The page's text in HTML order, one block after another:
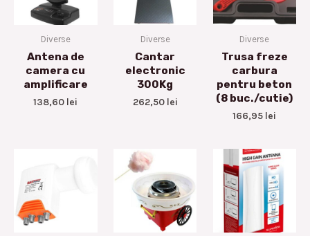
Diverse
Antena de
camera cu
amplificare
138,60 lei
Diverse
Cantar
electronic
300Kg
262,50 lei
Diverse
Trusa freze
carbura
pentru beton
(8 buc./cutie)
166,95 lei